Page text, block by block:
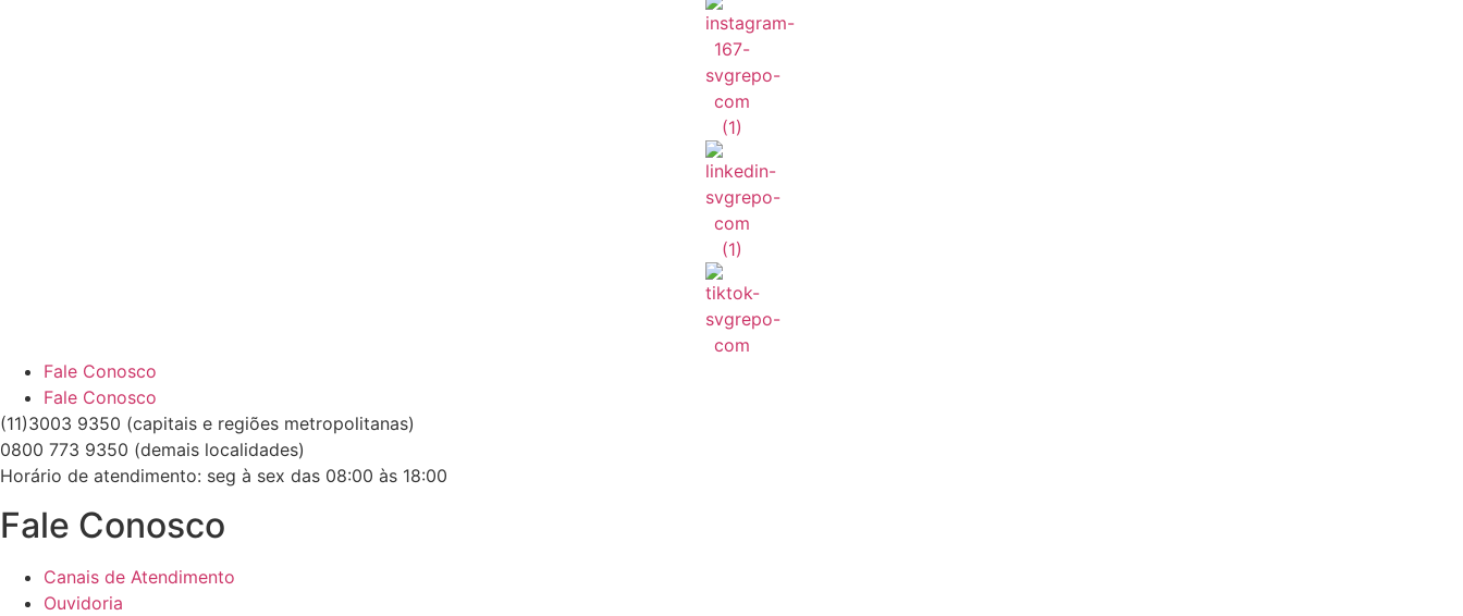
Fale Conosco
Fale Conosco
(11)3003 9350 (capitais e regiões metropolitanas)
0800 773 9350 (demais localidades)
Horário de atendimento: seg à sex das 08:00 às 18:00
Fale Conosco
Canais de Atendimento
Ouvidoria